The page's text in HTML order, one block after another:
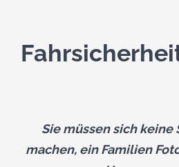
Sie müssen sich keine
machen, ein Familien
2026 | ES